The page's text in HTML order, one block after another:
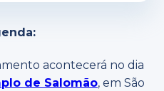
acontecerá no dia
de Salomão, em São